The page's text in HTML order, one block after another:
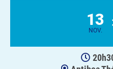
13
NOV.